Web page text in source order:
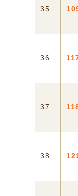
35
36
37
38